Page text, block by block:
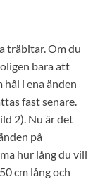
träbitar. Om du
bara att
i ena änden
fast senare.
2). Nu är det
på
hur lång du vill
cm lång och